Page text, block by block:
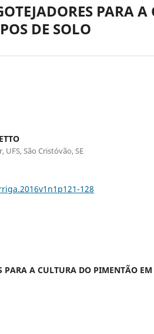
PARA
DE SOLO
São Cristóvão, SE
128
PARA A CULTURA DO PIMENTÃO EM